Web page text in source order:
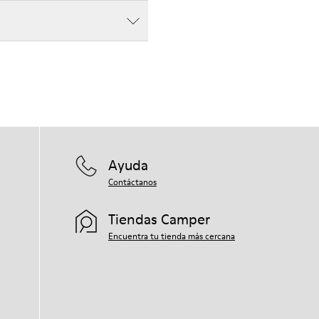
Ayuda
Contáctanos
Tiendas Camper
Encuentra tu tienda más cercana